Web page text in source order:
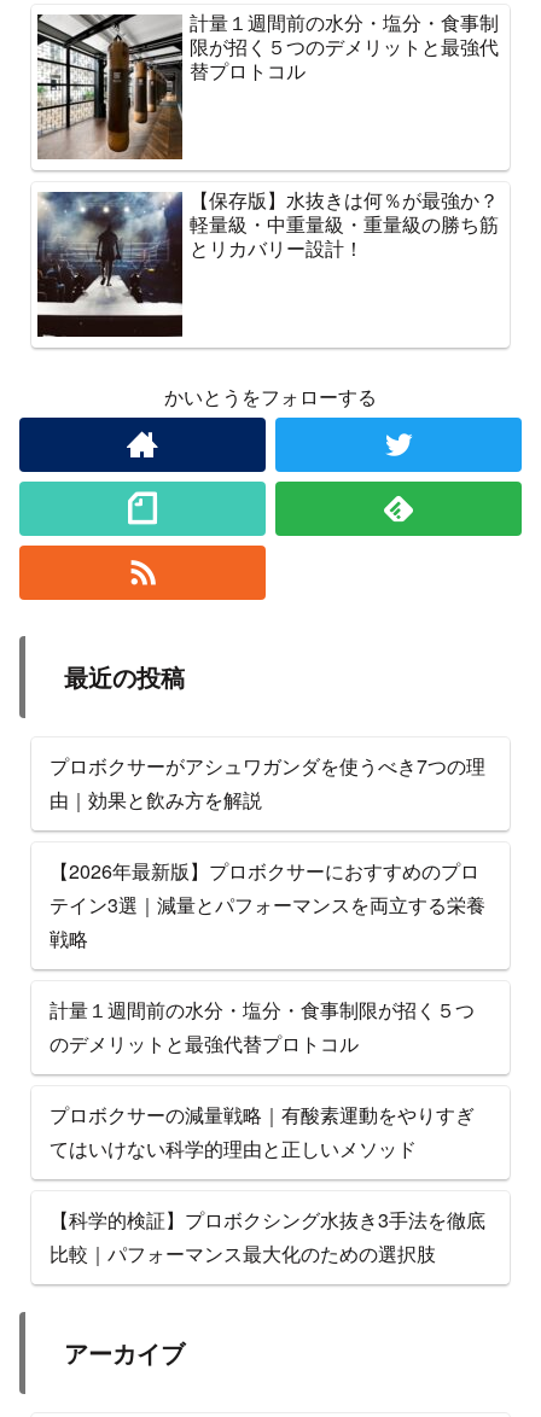
計量１週間前の水分・塩分・食事制
限が招く５つのデメリットと最強代
替プロトコル
【保存版】水抜きは何％が最強か？
軽量級・中重量級・重量級の勝ち筋
とリカバリー設計！
かいとうをフォローする
最近の投稿
プロボクサーがアシュワガンダを使うべき7つの理
由｜効果と飲み方を解説
【2026年最新版】プロボクサーにおすすめのプロ
テイン3選｜減量とパフォーマンスを両立する栄養
戦略
計量１週間前の水分・塩分・食事制限が招く５つ
のデメリットと最強代替プロトコル
プロボクサーの減量戦略｜有酸素運動をやりすぎ
てはいけない科学的理由と正しいメソッド
【科学的検証】プロボクシング水抜き3手法を徹底
比較｜パフォーマンス最大化のための選択肢
アーカイブ